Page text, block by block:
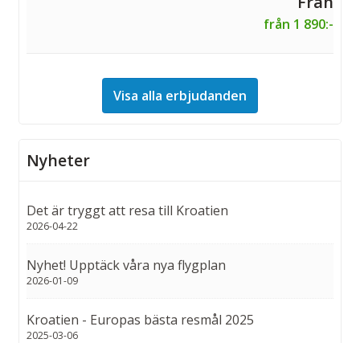
från 1 890:-
Visa alla erbjudanden
Nyheter
Det är tryggt att resa till Kroatien
2026-04-22
Nyhet! Upptäck våra nya flygplan
2026-01-09
Kroatien - Europas bästa resmål 2025
2025-03-06